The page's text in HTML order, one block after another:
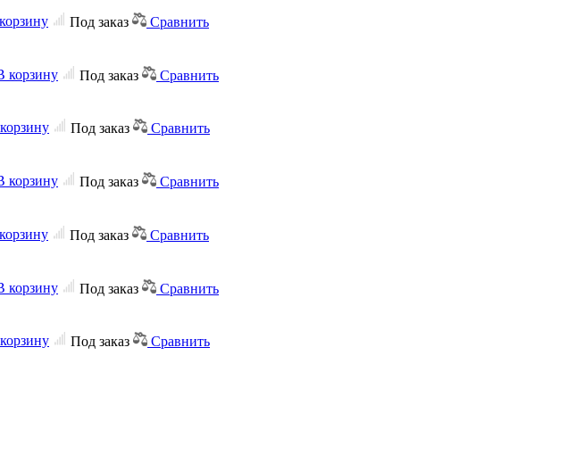
Под заказ Сравнить
корзину Под заказ Сравнить
Под заказ Сравнить
корзину Под заказ Сравнить
Под заказ Сравнить
корзину Под заказ Сравнить
Под заказ Сравнить